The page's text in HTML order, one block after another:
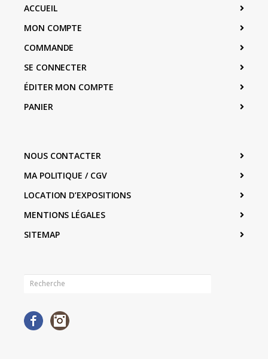
ACCUEIL
MON COMPTE
COMMANDE
SE CONNECTER
ÉDITER MON COMPTE
PANIER
NOUS CONTACTER
MA POLITIQUE / CGV
LOCATION D’EXPOSITIONS
MENTIONS LÉGALES
SITEMAP
Facebook